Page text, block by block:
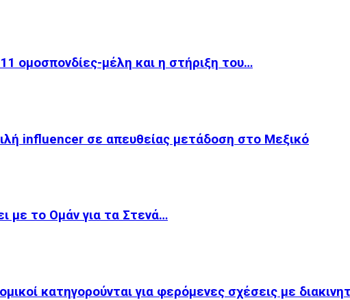
ομοσπονδίες-μέλη και η στήριξη του…
influencer σε απευθείας μετάδοση στο Μεξικό
με το Ομάν για τα Στενά…
κατηγορούνται για φερόμενες σχέσεις με